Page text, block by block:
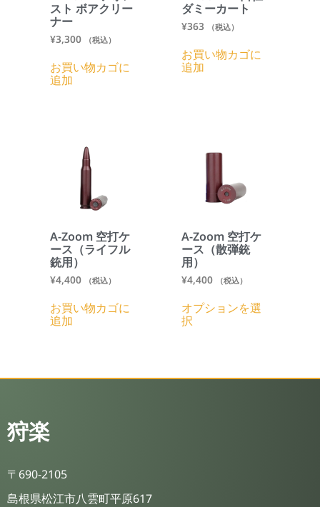
スト ボアクリー
ナー
¥3,300 （税込）
お買い物カゴに
追加
ダミーカート
¥363 （税込）
お買い物カゴに
追加
A-Zoom 空打ケ
ース（ライフル
銃用）
¥4,400 （税込）
お買い物カゴに
追加
A-Zoom 空打ケ
ース（散弾銃
用）
¥4,400 （税込）
オプションを選
択
狩楽
〒690-2105
島根県松江市八雲町平原617